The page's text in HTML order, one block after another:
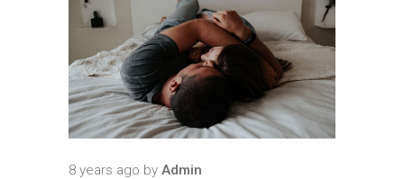
8 years ago by Admin